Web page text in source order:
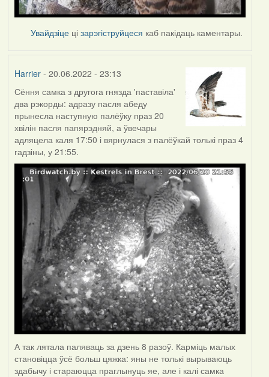
Увайдзіце цізарэгіструйцеся каб пакідаць каментары.
Harrier- 20.06.2022 - 23:13
Сёння самка з другога гнязда 'паставіла'
два рэкорды: адразу пасля абеду
прынесла наступную палёўку праз 20
хвілін пасля папярэдняй, а ўвечары
адляцела каля 17:50 і вярнулася з палёўкай толькі праз 4
гадзіны, у 21:55.
А так лятала паляваць за дзень 8 разоў. Карміць малых
становіцца ўсё больш цяжка: яны не толькі вырываюць
здабычу і стараюцца праглынуць яе, але і калі самка